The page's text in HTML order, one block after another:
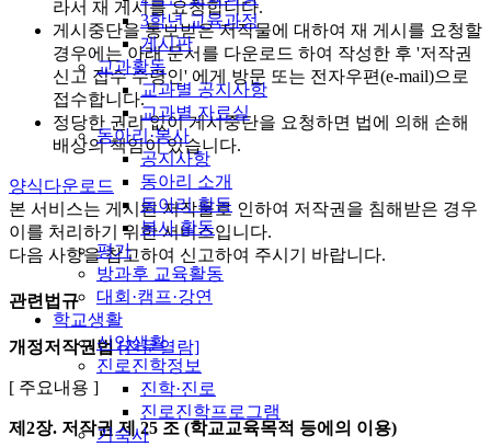
3학년 교육과정
게시판
교과활동
교과별 공지사항
교과별 자료실
동아리·봉사
공지사항
동아리 소개
동아리 활동
봉사 활동
평가
방과후 교육활동
대회·캠프·강연
학교생활
신앙생활
진로진학정보
진학·진로
진로진학프로그램
기숙사
라서 재 게시를 요청합니다.
게시중단을 통보받은 저작물에 대하여 재 게시를 요청할
경우에는 아래 문서를 다운로드 하여 작성한 후 '저작권
신고 접수 수령인' 에게 방문 또는 전자우편(e-mail)으로
접수합니다.
정당한 권리 없이 게시중단을 요청하면 법에 의해 손해
배상의 책임이 있습니다.
양식다운로드
본 서비스는 게시된 저작물로 인하여 저작권을 침해받은 경우
이를 처리하기 위한 서비스입니다.
다음 사항을 참고하여 신고하여 주시기 바랍니다.
관련법규
개정저작권법 [전문열람]
[ 주요내용 ]
제2장. 저작권 제 25 조 (학교교육목적 등에의 이용)